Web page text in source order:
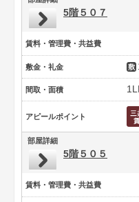
5階５０７
賃料・管理費・共益費
敷金・礼金
間取・面積
アピールポイント
部屋詳細
5階５０５
賃料・管理費・共益費